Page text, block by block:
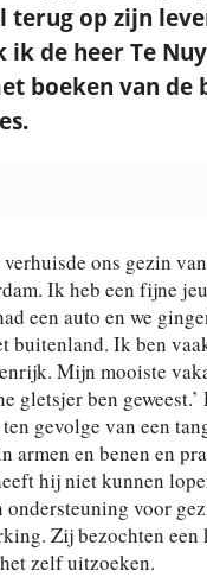
terug op zijn
ik de heer Te
boeken van de
ons gezin
Ik heb een fijne
een auto en we
buitenland. Ik ben
Mijn mooiste
gletsjer ben geweest.’
gevolge van een
armen en benen en
hij niet kunnen
voor
Zij bezochten een
zelf uitzoeken.